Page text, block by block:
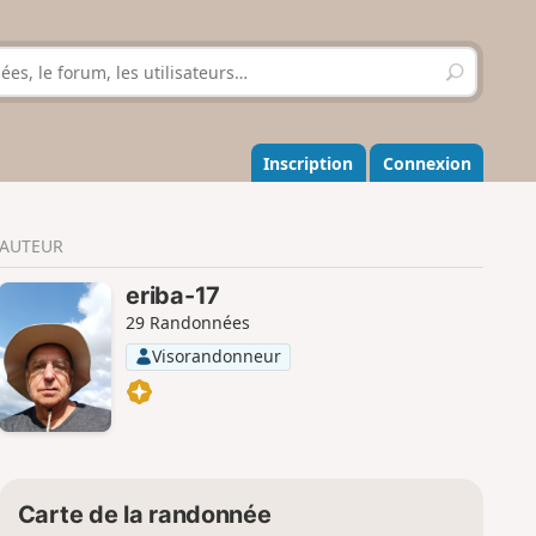
R
e
h
e
r
r
Inscription Connexion
AUTEUR
eriba-17
29 Randonnées
Visorandonneur
Carte de la randonnée